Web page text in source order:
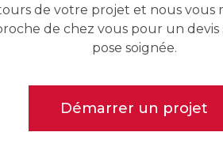
de votre projet et nous
de chez vous pour un
pose soignée.
Démarrer un projet